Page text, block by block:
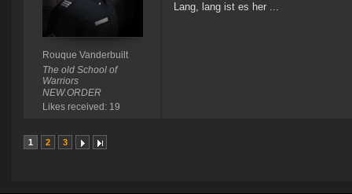
Rouque Vanderbuilt
The old School of
Warriors
NEW.ORDER
Likes received: 19
Lang, lang ist es her ...
1 2 3